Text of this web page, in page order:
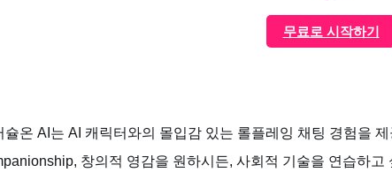
무료로 시작하기
슐온 AI는 AI 캐릭터와의 몰입감 있는 롤플레잉 채팅 경험을
창의적 영감을 원하시든, 사회적 기술을 연습하